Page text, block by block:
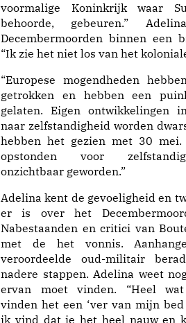
voormalige Koninkrijk waar
behoorde, gebeuren.”
Decembermoorden binnen een
“Ik zie het niet los van het
“Europese mogendheden
getrokken en hebben een
gelaten. Eigen ontwikkelingen
naar zelfstandigheid worden
hebben het gezien met 30 mei.
opstonden voor
onzichtbaar geworden.”
Adelina kent de gevoeligheid en
er is over het
Nabestaanden en critici van
met de het vonnis.
veroordeelde oud-militair
nadere stappen. Adelina weet
ervan moet vinden. “Heel
vinden het een ‘ver van mijn bed
ik vind dat je het heel nauw en